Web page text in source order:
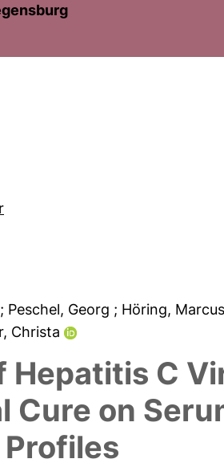
; Peschel, Georg ; Höring,
Christa
Hepatitis C
Cure on